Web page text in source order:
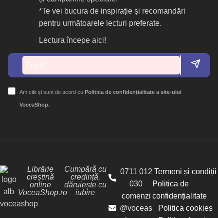
*Te vei bucura de inspirație și recomandări
pentru următoarele lecturi preferate.
Lectura începe aici!
Am citit și sunt de acord cu Politica de confidențialitate a site-ului
VoceaShop.
Librărie
creștină
online
VoceaShop.ro
Cumpără cu
credință,
dăruiește cu
iubire
0711 012
030
comenzi
@voceas
Termeni și condiții
Politica de
confidențialitate
Politica cookies